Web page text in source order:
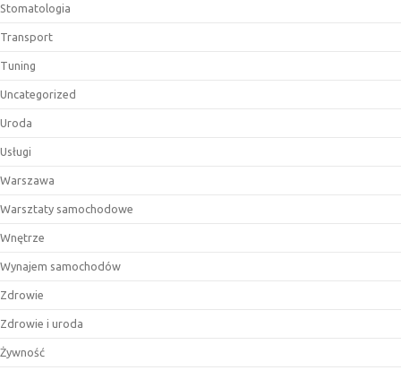
Stomatologia
Transport
Tuning
Uncategorized
Uroda
Usługi
Warszawa
Warsztaty samochodowe
Wnętrze
Wynajem samochodów
Zdrowie
Zdrowie i uroda
Żywność